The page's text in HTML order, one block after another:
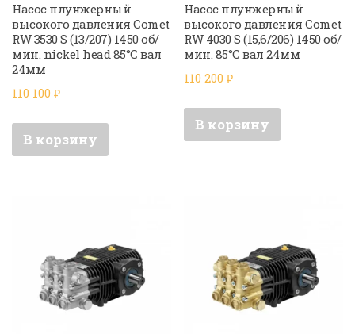
Насос плунжерный
высокого давления Comet
RW 3530 S (13/207) 1450 об/
мин. nickel head 85°C вал
24мм
110 100 ₽
В корзину
Насос плунжерный
высокого давления Comet
RW 4030 S (15,6/206) 1450 об/
мин. 85°C вал 24мм
110 200₽
В корзину